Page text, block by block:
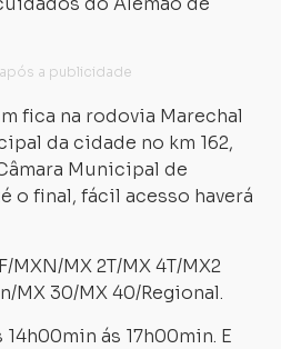
fica na rodovia Marechal
da cidade no km 162,
Municipal de
o final, fácil acesso haverá
MX 2T/MX 4T/MX2
MX 30/MX 40/Regional.
ás 17h00min. E